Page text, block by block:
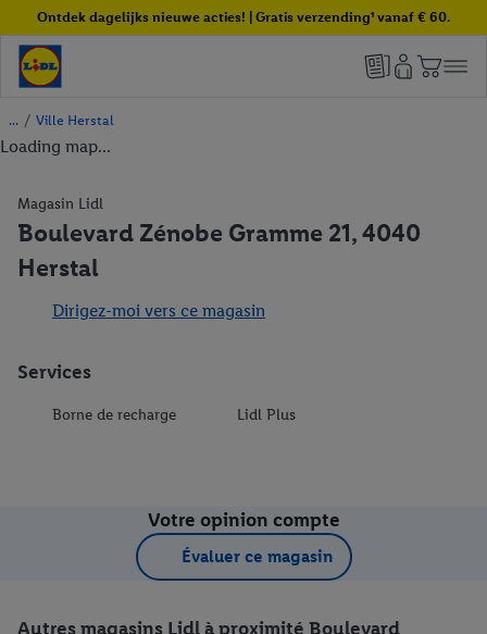
Ontdek dagelijks nieuwe acties! | Gratis verzending¹ vanaf € 60.
/ Ville Herstal
Loading map...
Magasin Lidl
Boulevard Zénobe Gramme 21, 4040
Herstal
Dirigez-moi vers ce magasin
Services
Borne de recharge Lidl Plus
Votre opinion compte
Évaluer ce magasin
Autres magasins Lidl à proximité Boulevard